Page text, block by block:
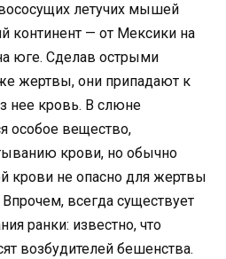
летучих мышей
континент — от Мексики на
юге. Сделав острыми
жертвы, они припадают к
нее кровь. В слюне
особое вещество,
крови, но обычно
крови не опасно для жертвы
всегда существует
ранки: известно, что
возбудителей бешенства.